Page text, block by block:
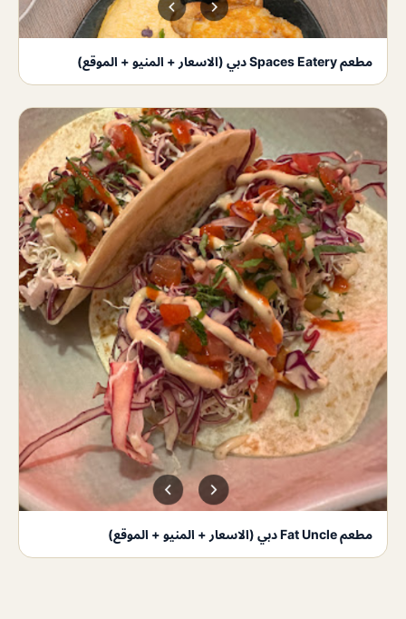
مطعم Spaces Eatery دبي (الاسعار + المنيو + الموقع)
مطعم Fat Uncle دبي (الاسعار + المنيو + الموقع)